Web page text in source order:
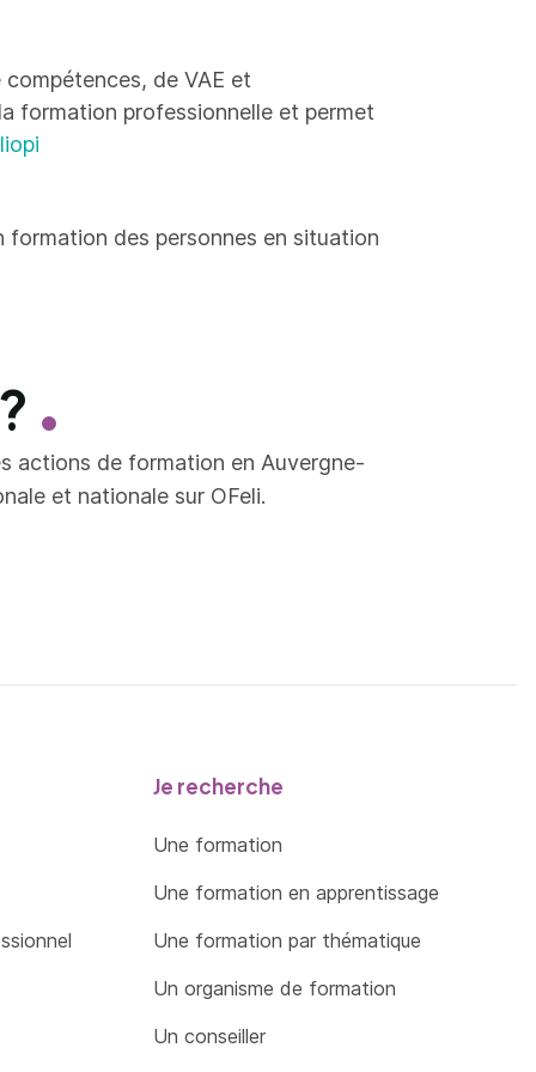
de VAE et
formation professionnelle et permet
des personnes en situation
actions de formation en Auvergne-
et nationale sur OFeli.
Je recherche
Une formation
Une formation en apprentissage
Une formation par thématique
Un organisme de formation
Un conseiller